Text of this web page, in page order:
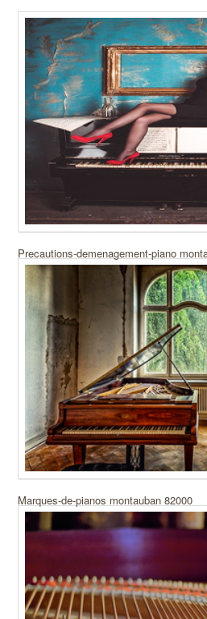
Precautions-demenagement-piano
Marques-de-pianos montauban 82000